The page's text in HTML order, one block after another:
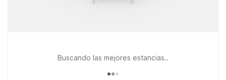
Buscando las mejores estancias..